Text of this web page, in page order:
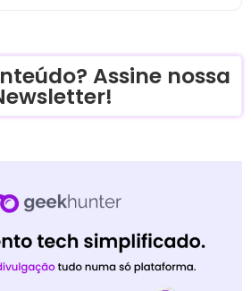
Assine nossa